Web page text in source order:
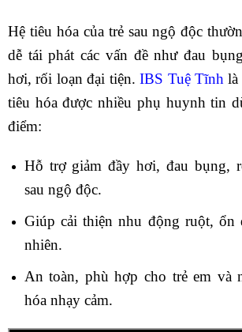
Hệ tiêu hóa của trẻ sau ngộ độc
dễ tái phát các vấn đề như đau
hơi, rối loạn đại tiện.IBS Tuệ Tĩnh là
tiêu hóa được nhiều phụ huynh tin
điểm:
Hỗ trợ giảm đầy hơi, đau bụng,
sau ngộ độc.
Giúp cải thiện nhu động ruột, ổn
nhiên.
An toàn, phù hợp cho trẻ em và
hóa nhạy cảm.